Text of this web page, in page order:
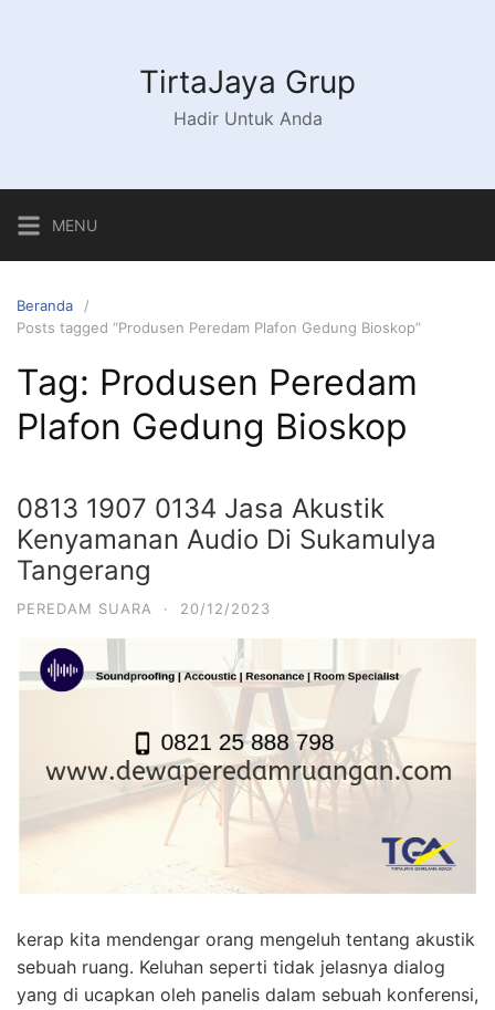
TirtaJaya Grup
Hadir Untuk Anda
MENU
Beranda
Posts tagged “Produsen Peredam Plafon Gedung Bioskop”
Tag: Produsen Peredam
Plafon Gedung Bioskop
0813 1907 0134 Jasa Akustik
Kenyamanan Audio Di Sukamulya
Tangerang
PEREDAM SUARA · 20/12/2023
kerap kita mendengar orang mengeluh tentang akustik
sebuah ruang. Keluhan seperti tidak jelasnya dialog
yang di ucapkan oleh panelis dalam sebuah konferensi,